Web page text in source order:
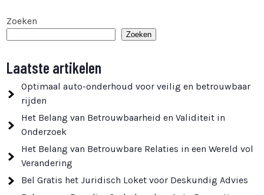
Zoeken
Zoeken
Laatste artikelen
Optimaal auto-onderhoud voor veilig en betrouwbaar
rijden
Het Belang van Betrouwbaarheid en Validiteit in
Onderzoek
Het Belang van Betrouwbare Relaties in een Wereld vol
Verandering
Bel Gratis het Juridisch Loket voor Deskundig Advies